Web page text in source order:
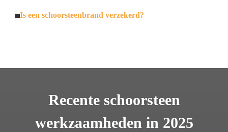
Is een schoorsteenbrand verzekerd?
Recente schoorsteen
werkzaamheden in 2025